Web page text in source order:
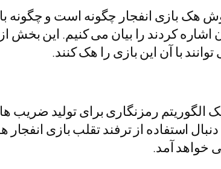
هک بازی انفجار چگونه است و چگونه
اشاره کردند را بیان می کنیم. این
با آن این بازی را هک کنند.
رمزنگاری برای تولید ضریب
استفاده از ترفند تقلب بازی
خواهد آمد.